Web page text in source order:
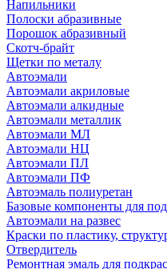
Напильники
Полоски абразивные
Порошок абразивный
Скотч-брайт
Щетки по металу
Автоэмали
Автоэмали акриловые
Автоэмали алкидные
Автоэмали металлик
Автоэмали МЛ
Автоэмали НЦ
Автоэмали ПЛ
Автоэмали ПФ
Автоэмаль полиуретан
Базовые компоненты для
Автоэмали на развес
Краски по пластику,
Отвердитель
Ремонтная эмаль для